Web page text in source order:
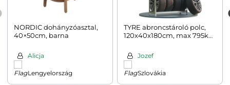
NORDIC dohányzóasztal,
40×50cm, barna
Alicja
Lengyelország
TYRE abroncstároló polc,
120x40x180cm, max 795kg,
Jozef
Szlovákia